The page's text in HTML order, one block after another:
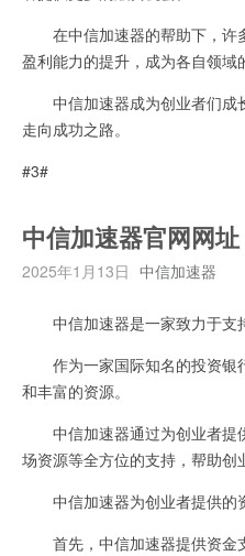
在中信加速器的帮助下，许
盈利能力的提升，成为各自领域
中信加速器成为创业者们成
走向成功之路。
#3#
中信加速器官网网址
2025年1月13日 中信加速器
中信加速器是一家致力于支
作为一家国际知名的投资银
和丰富的资源。
中信加速器通过为创业者提
场资源等全方位的支持，帮助创
中信加速器为创业者提供的
首先，中信加速器提供资金